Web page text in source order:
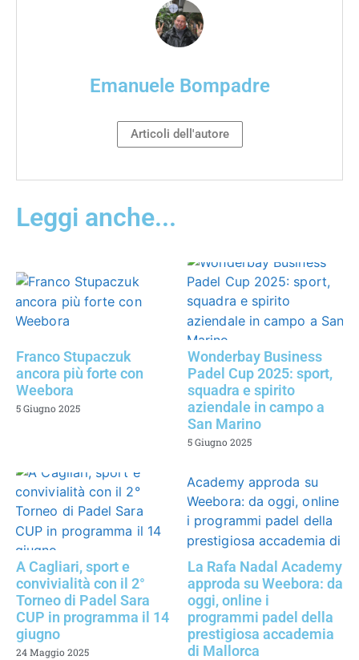
Emanuele Bompadre
Articoli dell'autore
Leggi anche...
Franco Stupaczuk
ancora più forte con
Weebora
5 Giugno 2025
Wonderbay Business
Padel Cup 2025: sport,
squadra e spirito
aziendale in campo a
San Marino
5 Giugno 2025
A Cagliari, sport e
convivialità con il 2°
Torneo di Padel Sara
CUP in programma il 14
giugno
24 Maggio 2025
La Rafa Nadal Academy
approda su Weebora: da
oggi, online i
programmi padel della
prestigiosa accademia
di Mallorca